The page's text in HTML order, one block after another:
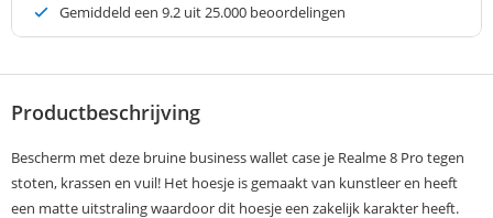
Gemiddeld een 9.2 uit 25.000 beoordelingen
Productbeschrijving
Bescherm met deze bruine business wallet case je Realme 8 Pro tegen
stoten, krassen en vuil! Het hoesje is gemaakt van kunstleer en heeft
een matte uitstraling waardoor dit hoesje een zakelijk karakter heeft.